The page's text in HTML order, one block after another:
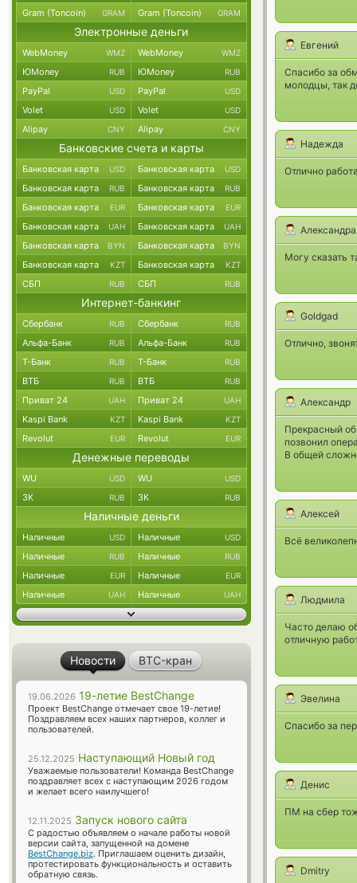
Евгений
Спасибо за
молодцы, так
Надежда
Отлично
Александра
Могу сказать
Goldgad
Отлично,
Александр
Прекрасный
позвонил
В общей
Алексей
Всё
Людмила
Часто делаю
отличную
Эвелина
Спасибо за
Денис
ПМ на сбер
Dmitry
Gram (Toncoin) GRAM Gram (Toncoin) GRAM
Электронные деньги
WebMoney WMZ WebMoney WMZ
ЮMoney RUB ЮMoney RUB
PayPal USD PayPal USD
Volet USD Volet USD
Alipay CNY Alipay CNY
Банковские счета и карты
Банковская карта USD Банковская карта USD
Банковская карта RUB Банковская карта RUB
Банковская карта EUR Банковская карта EUR
Банковская карта UAH Банковская карта UAH
Банковская карта BYN Банковская карта BYN
Банковская карта KZT Банковская карта KZT
СБП RUB СБП RUB
Интернет-банкинг
Сбербанк RUB Сбербанк RUB
Альфа-Банк RUB Альфа-Банк RUB
Т-Банк RUB Т-Банк RUB
ВТБ RUB ВТБ RUB
Приват 24 UAH Приват 24 UAH
Kaspi Bank KZT Kaspi Bank KZT
Revolut EUR Revolut EUR
Денежные переводы
WU USD WU USD
ЗК RUB ЗК RUB
Наличные деньги
Наличные USD Наличные USD
Наличные RUB Наличные RUB
Наличные EUR Наличные EUR
Наличные UAH Наличные UAH
Новости BTC-кран
19.06.2026 19-летие BestChange
Проект BestChange отмечает свое 19-летие!
Поздравляем всех наших партнеров, коллег и
пользователей.
25.12.2025 Наступающий Новый год
Уважаемые пользователи! Команда BestChange
поздравляет всех с наступающим 2026 годом
и желает всего наилучшего!
12.11.2025 Запуск нового сайта
С радостью объявляем о начале работы новой
версии сайта, запущенной на домене
BestChange.biz. Приглашаем оценить дизайн,
протестировать функциональность и оставить
обратную связь.